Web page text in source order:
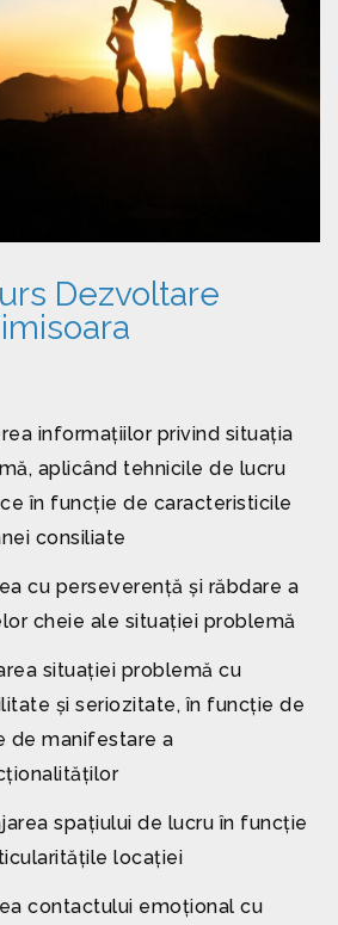
Dezvoltare
informațiilor privind situația
aplicând tehnicile de lucru
în funcție de caracteristicile
consiliate
cu perseverență și răbdare a
cheie ale situației problemă
situației problemă cu
și seriozitate, în funcție de
de manifestare a
spațiului de lucru în funcție
locației
contactului emoțional cu